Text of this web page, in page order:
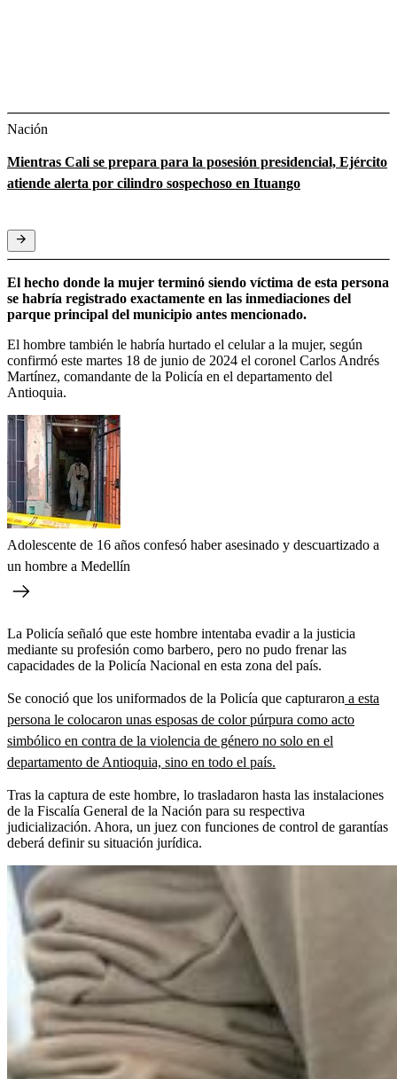
Nación
Mientras Cali se prepara para la posesión presidencial, Ejército
atiende alerta por cilindro sospechoso en Ituango
El hecho donde la mujer terminó siendo víctima de esta persona
se habría registrado exactamente en las inmediaciones del
parque principal del municipio antes mencionado.
El hombre también le habría hurtado el celular a la mujer, según
confirmó este martes 18 de junio de 2024 el coronel Carlos Andrés
Martínez, comandante de la Policía en el departamento del
Antioquia.
Adolescente de 16 años confesó haber asesinado y descuartizado a
un hombre a Medellín
La Policía señaló que este hombre intentaba evadir a la justicia
mediante su profesión como barbero, pero no pudo frenar las
capacidades de la Policía Nacional en esta zona del país.
Se conoció que los uniformados de la Policía que capturaron a esta
persona le colocaron unas esposas de color púrpura como acto
simbólico en contra de la violencia de género no solo en el
departamento de Antioquia, sino en todo el país.
Tras la captura de este hombre, lo trasladaron hasta las instalaciones
de la Fiscalía General de la Nación para su respectiva
judicialización. Ahora, un juez con funciones de control de garantías
deberá definir su situación jurídica.